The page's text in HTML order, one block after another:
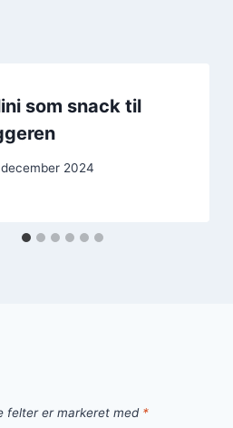
som snack til
2024
felter er markeret med *